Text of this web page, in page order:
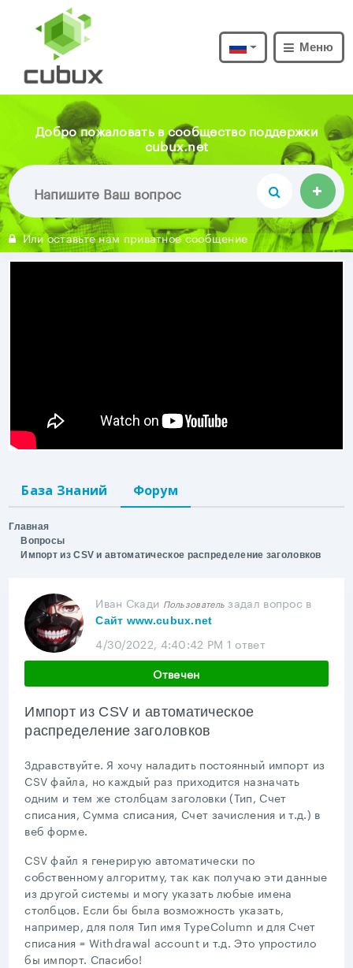
Меню
Добро пожаловать в сообщество поддержки
cubux.net
Или оставьте нам приватное сообщение
База Знаний Форум
Главная
Вопросы
Импорт из CSV и автоматическое распределение заголовков
Иван Скади Пользователь задал вопрос в
Сайт www.cubux.net
4/30/2022, 4:40:42 PM 1 ответ
Отвечен
Импорт из CSV и автоматическое
распределение заголовков
Здравствуйте. Я хочу наладить постоянный импорт из
CSV файла, но каждый раз приходится назначать
одним и тем же столбцам заголовки (Тип, Счет
списания, Сумма списания, Счет зачисления и т.д.) в
веб форме.
CSV файл я генерирую автоматически по
собственному алгоритму, так как получаю эти данные
из другой системы и могу указать любые имена
столбцов. Если бы была возможность указать,
например, для поля Тип имя TypeColumn и для Счет
списания = Withdrawal account и т.д. Это упростило
бы импорт. Спасибо!